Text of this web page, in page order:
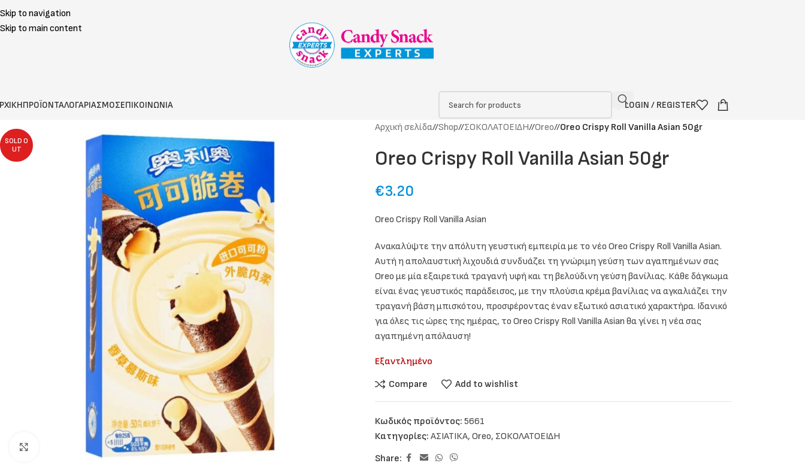
Skip to navigation
Skip to main content
ΠΡΟΪΟΝΤΑΛΟΓΑΡΙΑΣΜΟΣΕΠΙΚΟΙΝΩΝΙΑ LOGIN / REGISTER
SOLD O
UT
Αρχική σελίδα/ Shop/ ΣΟΚΟΛΑΤΟΕΙΔΗ/ Oreo/ Oreo Crispy Roll Vanilla Asian 50gr
Oreo Crispy Roll Vanilla Asian 50gr
€3.20
Oreo Crispy Roll Vanilla Asian
Ανακαλύψτε την απόλυτη γευστική εμπειρία με το νέο Oreo Crispy Roll Vanilla Asian.
Αυτή η απολαυστική λιχουδιά συνδυάζει τη γνώριμη γεύση των αγαπημένων σας
Oreo με μία εξαιρετικά τραγανή υφή και τη βελούδινη γεύση βανίλιας. Κάθε δάγκωμα
είναι ένας γευστικός παράδεισος, με την πλούσια κρέμα βανίλιας να αγκαλιάζει την
τραγανή βάση μπισκότου, προσφέροντας έναν εξωτικό ασιατικό χαρακτήρα. Ιδανικό
για όλες τις ώρες της ημέρας, το Oreo Crispy Roll Vanilla Asian θα γίνει η νέα σας
αγαπημένη απόλαυση!
Εξαντλημένο
Compare
Add to wishlist
Κωδικός προϊόντος: 5661
Κατηγορίες: ΑΣΙΑΤΙΚΑ, Oreo, ΣΟΚΟΛΑΤΟΕΙΔΗ
Share: